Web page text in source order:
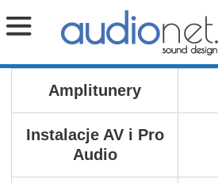
Amplitunery
Instalacje AV i Pro
Audio